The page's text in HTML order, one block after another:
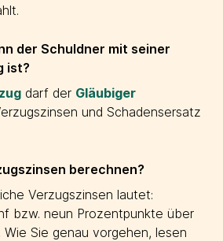
der Schuldner mit seiner
ist?
darf der Gläubiger
und Schadensersatz
berechnen?
Verzugszinsen lautet:
bzw. neun Prozentpunkte über
Wie Sie genau vorgehen, lesen